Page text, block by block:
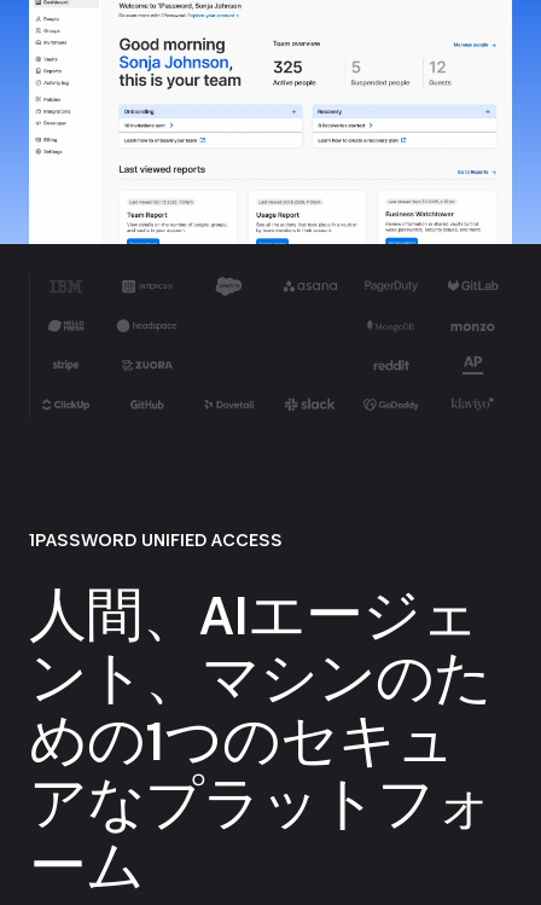
1PASSWORD UNIFIED ACCESS
人間、AIエージェ
ント、マシンのた
めの1つのセキュ
アなプラットフォ
ーム